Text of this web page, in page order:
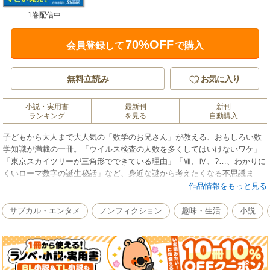
1巻配信中
会員登録して70%OFFで購入
無料立読み お気に入り
小説・実用書
ランキング
最新刊
を見る
新刊
自動購入
子どもから大人まで大人気の「数学のお兄さん」が教える、おもしろい数
学知識が満載の一冊。「ウイルス検査の人数を多くしてはいけないワケ」
「東京スカイツリーが三角形でできている理由」「Ⅶ、Ⅳ、?…、わかりに
くいローマ数字の誕生秘話」など、身近な謎から考えたくなる不思議ま
で、珠玉の話を収録しています。数学嫌いの人、役に立たないと思ってい
作品情報をもっと見る
サブカル・エンタメ ノンフィクション 趣味・生活 小説